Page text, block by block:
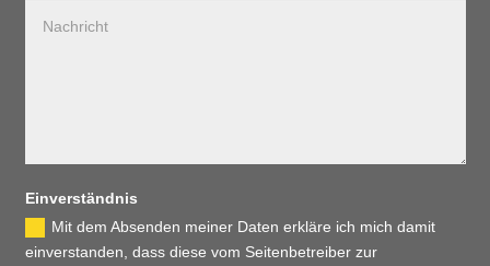
Ein­ver­ständ­nis
Mit dem Absenden meiner Daten erkläre ich mich damit
einverstanden, dass diese vom Seitenbetreiber zur